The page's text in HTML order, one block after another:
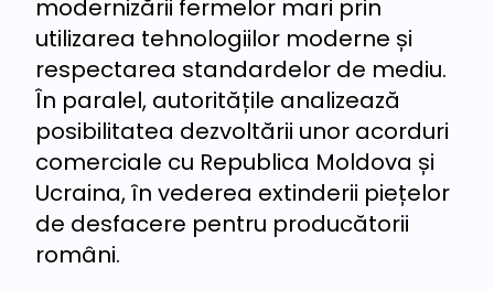
modernizării fermelor mari prin
utilizarea tehnologiilor moderne și
respectarea standardelor de mediu.
În paralel, autoritățile analizează
posibilitatea dezvoltării unor acorduri
comerciale cu Republica Moldova și
Ucraina, în vederea extinderii piețelor
de desfacere pentru producătorii
români.